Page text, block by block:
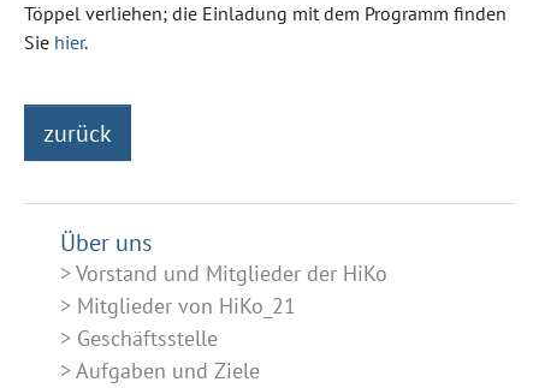
Töppel verliehen; die Einladung mit dem Programm finden
Sie hier.
zurück
Über uns
Vorstand und Mitglieder der HiKo
Mitglieder von HiKo_21
Geschäftsstelle
Aufgaben und Ziele